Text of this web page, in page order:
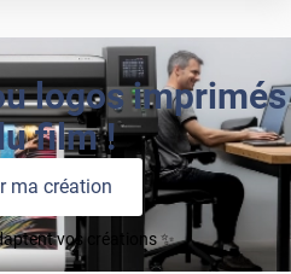
logos imprimés
film !
ma création
vos créations ✨